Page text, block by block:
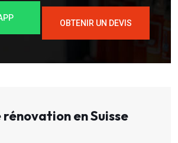
OBTENIR UN DEVIS
en Suisse